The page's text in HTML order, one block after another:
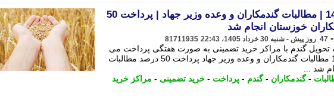
قیمت گندم 1405 | مطالبات گندمکاران و وعده وزیر جهاد | پرداخت 50
خوزستان انجام شد
- 47 روز پیش - شنبه 30 خرداد 1405، 22:43 81711935
تحویل گندم با مراکز خرید تضمینی به صورت هفتگی پرداخت می
شود. - قیمت گندم 1405 مطالبات گندمکاران و وعده وزیر جهاد پرداخت 50 درصد مطالبات
شد ...
-گندمکاران -گندم - پرداخت - خرید تضمینی - مراکز خرید